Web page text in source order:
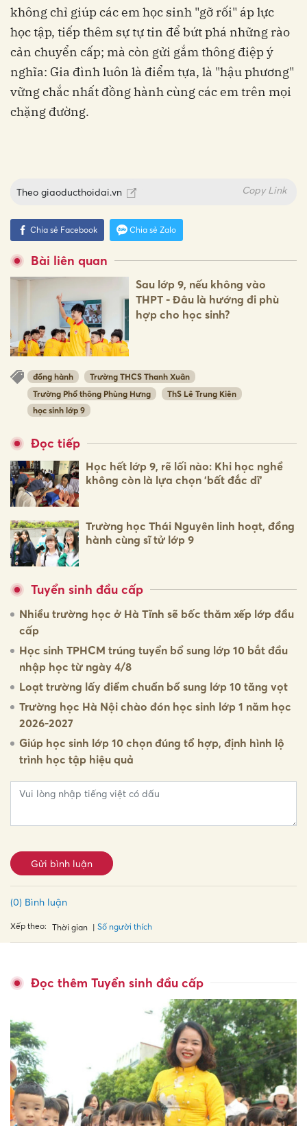
không chỉ giúp các em học sinh "gỡ rối" áp lực
học tập, tiếp thêm sự tự tin để bứt phá những rào
cản chuyển cấp; mà còn gửi gắm thông điệp ý
nghĩa: Gia đình luôn là điểm tựa, là "hậu phương"
vững chắc nhất đồng hành cùng các em trên mọi
chặng đường.
Theo giaoducthoidai.vn Copy Link
Chia sẻ Facebook Chia sẻ Zalo
Bài liên quan
Sau lớp 9, nếu không vào
THPT - Đâu là hướng đi phù
hợp cho học sinh?
đồng hành
Trường THCS Thanh Xuân
Trường Phổ thông Phùng Hưng
ThS Lê Trung Kiên
học sinh lớp 9
Đọc tiếp
Học hết lớp 9, rẽ lối nào: Khi học nghề
không còn là lựa chọn 'bất đắc dĩ'
Trường học Thái Nguyên linh hoạt, đồng
hành cùng sĩ tử lớp 9
Tuyển sinh đầu cấp
Nhiều trường học ở Hà Tĩnh sẽ bốc thăm xếp lớp đầu
cấp
Học sinh TPHCM trúng tuyển bổ sung lớp 10 bắt đầu
nhập học từ ngày 4/8
Loạt trường lấy điểm chuẩn bổ sung lớp 10 tăng vọt
Trường học Hà Nội chào đón học sinh lớp 1 năm học
2026-2027
Giúp học sinh lớp 10 chọn đúng tổ hợp, định hình lộ
trình học tập hiệu quả
Gửi bình luận
(0) Bình luận
Xếp theo: Thời gian Số người thích
Đọc thêm Tuyển sinh đầu cấp